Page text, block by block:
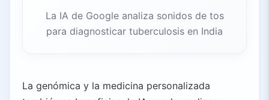
La IA de Google analiza sonidos de tos
para diagnosticar tuberculosis en India
La genómica y la medicina personalizada